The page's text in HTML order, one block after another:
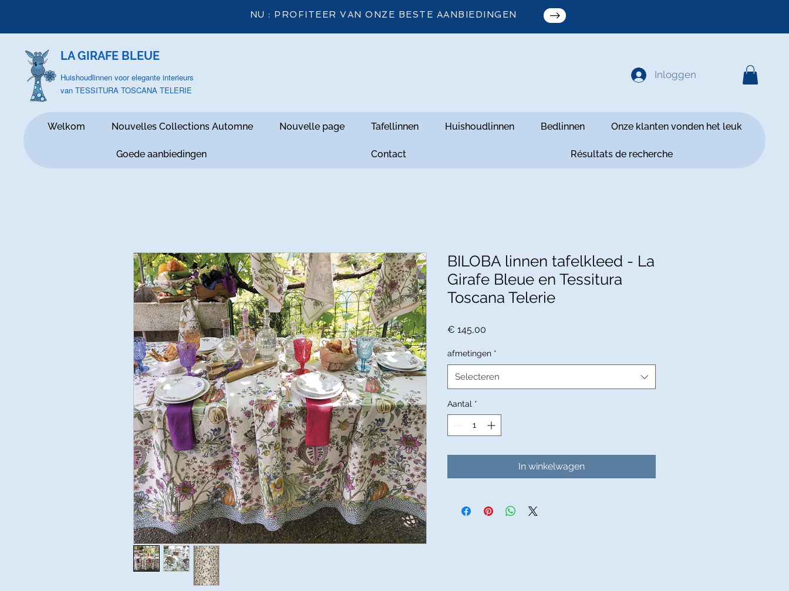
NU : PROFITEER VAN ONZE BESTE AANBIEDINGEN
LA GIRAFE BLEUE
Huishoudlinnen voor elegante interieurs
van TESSITURA TOSCANA TELERIE
Inloggen
Welkom Nouvelles Collections Automne Nouvelle page Tafellinnen Huishoudlinnen Bedlinnen Onze klanten vonden het leuk
Goede aanbiedingen Contact Résultats de recherche
BILOBA linnen tafelkleed - La
Girafe Bleue en Tessitura
Toscana Telerie
€ 145,00
afmetingen *
Selecteren
Aantal *
In winkelwagen